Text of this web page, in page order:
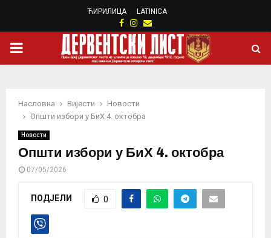
ЋИРИЛИЦА LATINICA
Facebook
Instagram
Email
PRIMARY
Насловна Вијести
Новости
Општи избори у БиХ 4. октобра
Новости
Општи избори у БиХ 4. октобра
07/05/2026
ПОДЈЕЛИ 0